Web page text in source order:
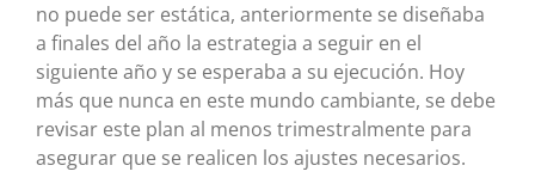
no puede ser estática, anteriormente se diseñaba
a finales del año la estrategia a seguir en el
siguiente año y se esperaba a su ejecución. Hoy
más que nunca en este mundo cambiante, se debe
revisar este plan al menos trimestralmente para
asegurar que se realicen los ajustes necesarios.